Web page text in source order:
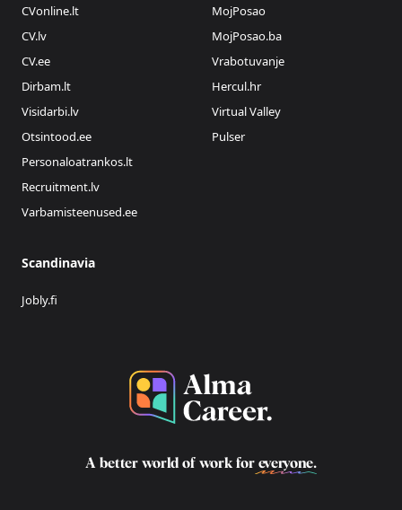
CVonline.lt
CV.lv
CV.ee
Dirbam.lt
Visidarbi.lv
Otsintood.ee
Personaloatrankos.lt
Recruitment.lv
Varbamisteenused.ee
MojPosao
MojPosao.ba
Vrabotuvanje
Hercul.hr
Virtual Valley
Pulser
Scandinavia
Jobly.fi
A better world of work for everyone.